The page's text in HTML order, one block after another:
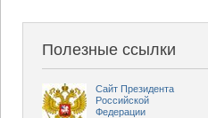
Полезные ссылки
Сайт Президента
Российской
Федерации